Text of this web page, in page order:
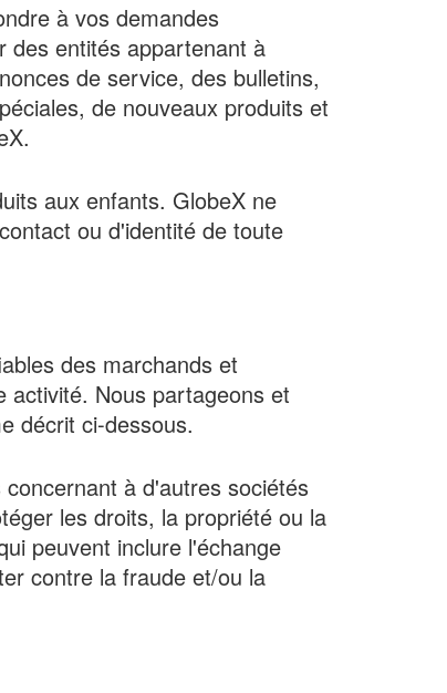
à vos demandes
des entités appartenant à
de service, des bulletins,
de nouveaux produits et
aux enfants. GlobeX ne
ou d'identité de toute
des marchands et
Nous partageons et
décrit ci-dessous.
à d'autres sociétés
les droits, la propriété ou la
peuvent inclure l'échange
contre la fraude et/ou la